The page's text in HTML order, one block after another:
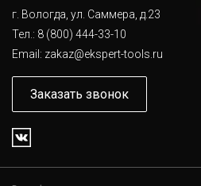
г. Вологда, ул. Саммера, д.23
Тел.: 8 (800) 444-33-10
Email: zakaz@ekspert-tools.ru
Заказать звонок